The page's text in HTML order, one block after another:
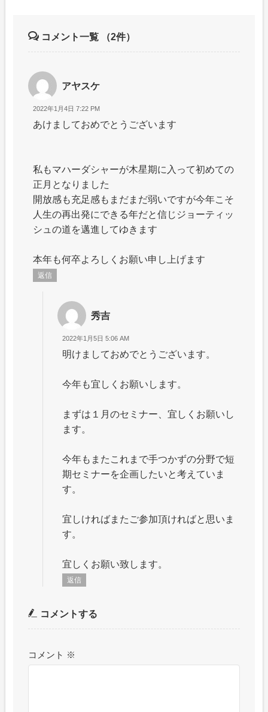
コメント一覧 （2件）
アヤスケ
2022年1月4日 7:22 PM
あけましておめでとうございます
私もマハーダシャーが木星期に入って初めての
正月となりました
開放感も充足感もまだまだ弱いですが今年こそ
人生の再出発にできる年だと信じジョーティッ
シュの道を邁進してゆきます
本年も何卒よろしくお願い申し上げます
返信
秀吉
2022年1月5日 5:06 AM
明けましておめでとうございます。
今年も宜しくお願いします。
まずは１月のセミナー、宜しくお願いし
ます。
今年もまたこれまで手つかずの分野で短
期セミナーを企画したいと考えていま
す。
宜しければまたご参加頂ければと思いま
す。
宜しくお願い致します。
返信
コメントする
コメント ※